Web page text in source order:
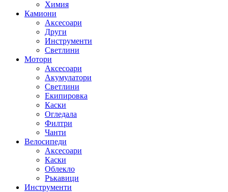
Химия
Камиони
Аксесоари
Други
Инструменти
Светлини
Мотори
Аксесоари
Акумулатори
Светлини
Екипировка
Каски
Огледала
Филтри
Чанти
Велосипеди
Аксесоари
Каски
Облекло
Ръкавици
Инструменти